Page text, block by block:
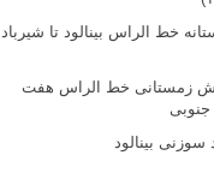
خط الراس بینالود تا شیرباد
زمستانی خط الراس هفت
بینالود